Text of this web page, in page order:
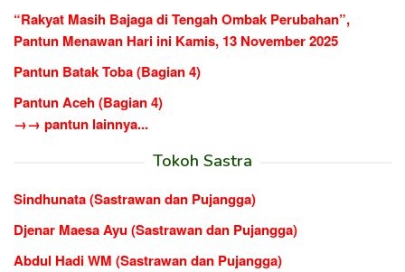
“Rakyat Masih Bajaga di Tengah Ombak Perubahan”,
Pantun Menawan Hari ini Kamis, 13 November 2025
Pantun Batak Toba (Bagian 4)
Pantun Aceh (Bagian 4)
→→ pantun lainnya...
Tokoh Sastra
Sindhunata (Sastrawan dan Pujangga)
Djenar Maesa Ayu (Sastrawan dan Pujangga)
Abdul Hadi WM (Sastrawan dan Pujangga)